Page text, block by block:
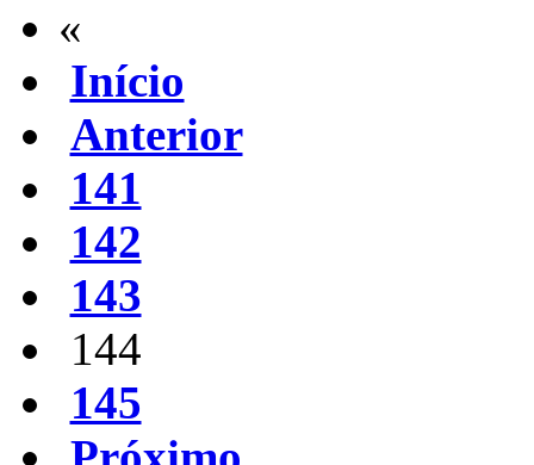
«
Início
Anterior
141
142
143
144
145